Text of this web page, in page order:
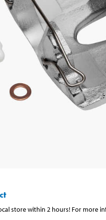
store within 2 hours! For more